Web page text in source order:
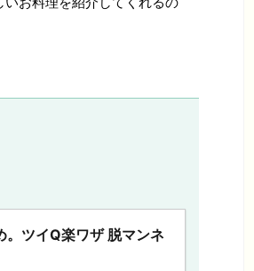
。ツイQ楽ワザ 脱マンネ